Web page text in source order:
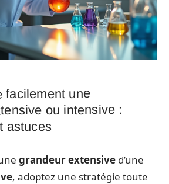
facilement une
ou intensive :
astuces
grandeur extensive d’une
, adoptez une stratégie toute